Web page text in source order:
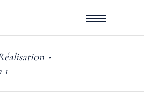
•
1